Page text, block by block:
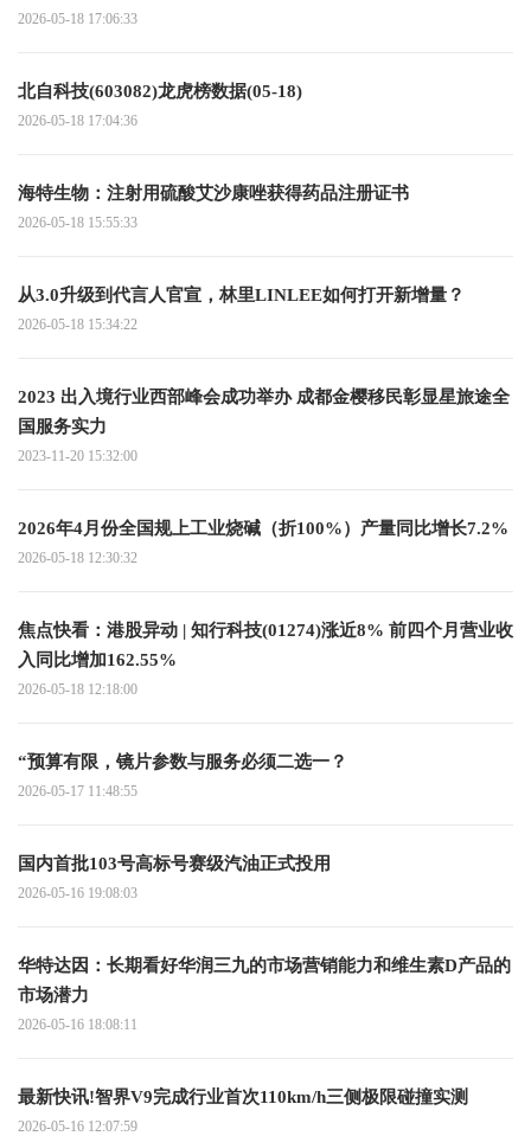
2026-05-18 17:06:33
北自科技(603082)龙虎榜数据(05-18)
2026-05-18 17:04:36
海特生物：注射用硫酸艾沙康唑获得药品注册证书
2026-05-18 15:55:33
从3.0升级到代言人官宣，林里LINLEE如何打开新增量？
2026-05-18 15:34:22
2023 出入境行业西部峰会成功举办 成都金樱移民彰显星旅途全
国服务实力
2023-11-20 15:32:00
2026年4月份全国规上工业烧碱（折100%）产量同比增长7.2%
2026-05-18 12:30:32
焦点快看：港股异动 | 知行科技(01274)涨近8% 前四个月营业收
入同比增加162.55%
2026-05-18 12:18:00
“预算有限，镜片参数与服务必须二选一？
2026-05-17 11:48:55
国内首批103号高标号赛级汽油正式投用
2026-05-16 19:08:03
华特达因：长期看好华润三九的市场营销能力和维生素D产品的
市场潜力
2026-05-16 18:08:11
最新快讯!智界V9完成行业首次110km/h三侧极限碰撞实测
2026-05-16 12:07:59